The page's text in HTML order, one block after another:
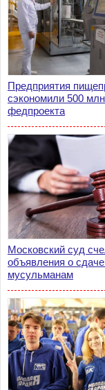
Предприятия
сэкономили 500
федпроекта
Московский суд
объявления о
мусульманам